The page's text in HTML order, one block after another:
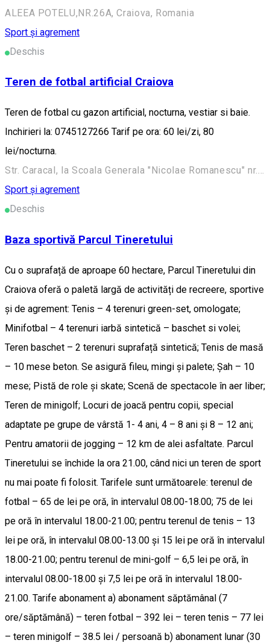
ALEEA POTELU,NR.26A, Craiova, Romania
Sport și agrement
Deschis
Teren de fotbal artificial Craiova
Teren de fotbal cu gazon artificial, nocturna, vestiar si baie.
Inchirieri la: 0745127266 Tarif pe ora: 60 lei/zi, 80
lei/nocturna.
Str. Caracal, la Scoala Generala "Nicolae Romanescu" nr. 29, Craiova, Romania
Sport și agrement
Deschis
Baza sportivă Parcul Tineretului
Cu o suprafață de aproape 60 hectare, Parcul Tineretului din
Craiova oferă o paletă largă de activități de recreere, sportive
și de agrement: Tenis – 4 terenuri green-set, omologate;
Minifotbal – 4 terenuri iarbă sintetică – baschet si volei;
Teren baschet – 2 terenuri suprafață sintetică; Tenis de masă
– 10 mese beton. Se asigură fileu, mingi și palete; Șah – 10
mese; Pistă de role și skate; Scenă de spectacole în aer liber;
Teren de minigolf; Locuri de joacă pentru copii, special
adaptate pe grupe de vârstă 1- 4 ani, 4 – 8 ani și 8 – 12 ani;
Pentru amatorii de jogging – 12 km de alei asfaltate. Parcul
Tineretului se închide la ora 21.00, când nici un teren de sport
nu mai poate fi folosit. Tarifele sunt următoarele: terenul de
fotbal – 65 de lei pe oră, în intervalul 08.00-18.00; 75 de lei
pe oră în intervalul 18.00-21.00; pentru terenul de tenis – 13
lei pe oră, în intervalul 08.00-13.00 și 15 lei pe oră în intervalul
18.00-21.00; pentru terenul de mini-golf – 6,5 lei pe oră, în
intervalul 08.00-18.00 și 7,5 lei pe oră în intervalul 18.00-
21.00. Tarife abonament a) abonament săptămânal (7
ore/săptămână) – teren fotbal – 392 lei – teren tenis – 77 lei
– teren minigolf – 38.5 lei / persoană b) abonament lunar (30